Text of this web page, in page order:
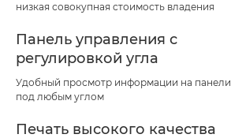
низкая совокупная стоимость владения
Панель управления с
регулировкой угла
Удобный просмотр информации на панели
под любым углом
Печать высокого качества